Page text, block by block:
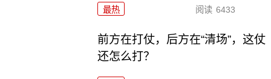
最热 阅读 6433
前方在打仗，后方在“清场”，这仗
还怎么打？